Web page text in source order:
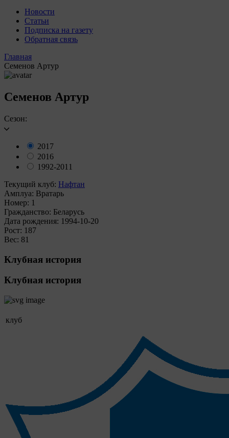
Новости
Статьи
Подписка на газету
Обратная связь
Главная
Семенов Артур
Семенов Артур
Сезон:
2017
2016
1992-2011
Текущий клуб: Нафтан
Амплуа: Вратарь
Номер: 1
Гражданство: Беларусь
Дата рождения: 1994-10-20
Рост: 187
Вес: 81
Клубная история
Клубная история
клуб